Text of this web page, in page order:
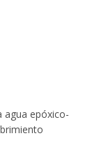
agua epóxico-